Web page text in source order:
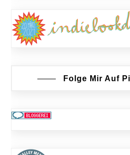
Folge Mir Auf